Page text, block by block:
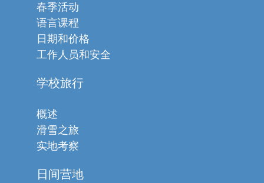
春季活动
语言课程
日期和价格
工作人员和安全
学校旅行
概述
滑雪之旅
实地考察
日间营地